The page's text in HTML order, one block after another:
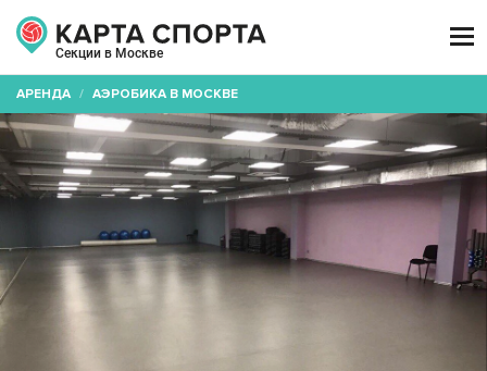
Секции в Москве

АРЕНДА / АЭРОБИКА В МОСКВЕ